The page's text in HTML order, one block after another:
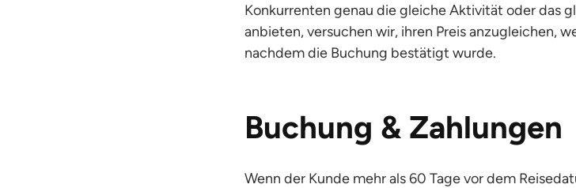
Konkurrenten genau die gleiche Aktivität oder das
anbieten, versuchen wir, ihren Preis anzugleichen,
nachdem die Buchung bestätigt wurde.
Buchung & Zahlungen
Wenn der Kunde mehr als 60 Tage vor dem